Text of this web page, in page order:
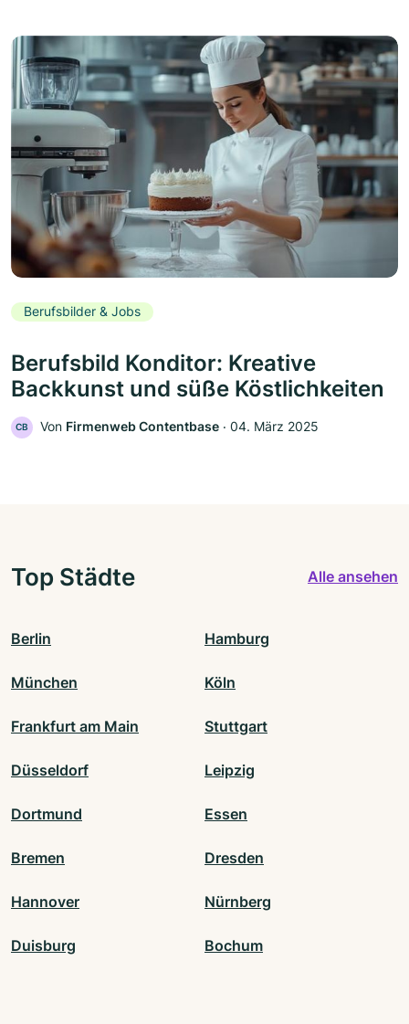
Berufsbilder & Jobs
Berufsbild Konditor: Kreative
Backkunst und süße Köstlichkeiten
CB Von Firmenweb Contentbase ‧ 04. März 2025
Top Städte Alle ansehen
Berlin Hamburg
München Köln
Frankfurt am Main Stuttgart
Düsseldorf Leipzig
Dortmund Essen
Bremen Dresden
Hannover Nürnberg
Duisburg Bochum